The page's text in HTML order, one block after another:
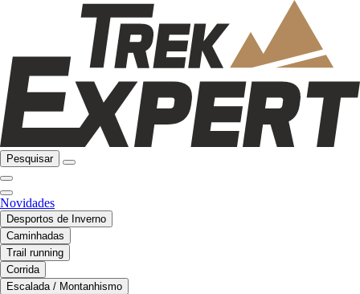
Pesquisar
Novidades
Desportos de Inverno
Caminhadas
Trail running
Corrida
Escalada / Montanhismo